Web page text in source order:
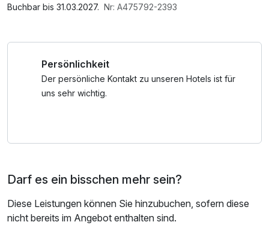
richtig auspowern und neue Energie in unseren 2 Saunen
Das Hotel ist der perfekte Ausgangspunkt, um die lebhafte
Atmosphäre des Rostocker Hafens und die
Saunabenutzung, Leihbademantel, Nutzung des
Buchbar bis 31.03.2027. Nr: A475792-2393
Persönlichkeit
Der persönliche Kontakt zu unseren Hotels ist für
uns sehr wichtig.
Darf es ein bisschen mehr sein?
Diese Leistungen können Sie hinzubuchen, sofern diese
nicht bereits im Angebot enthalten sind.